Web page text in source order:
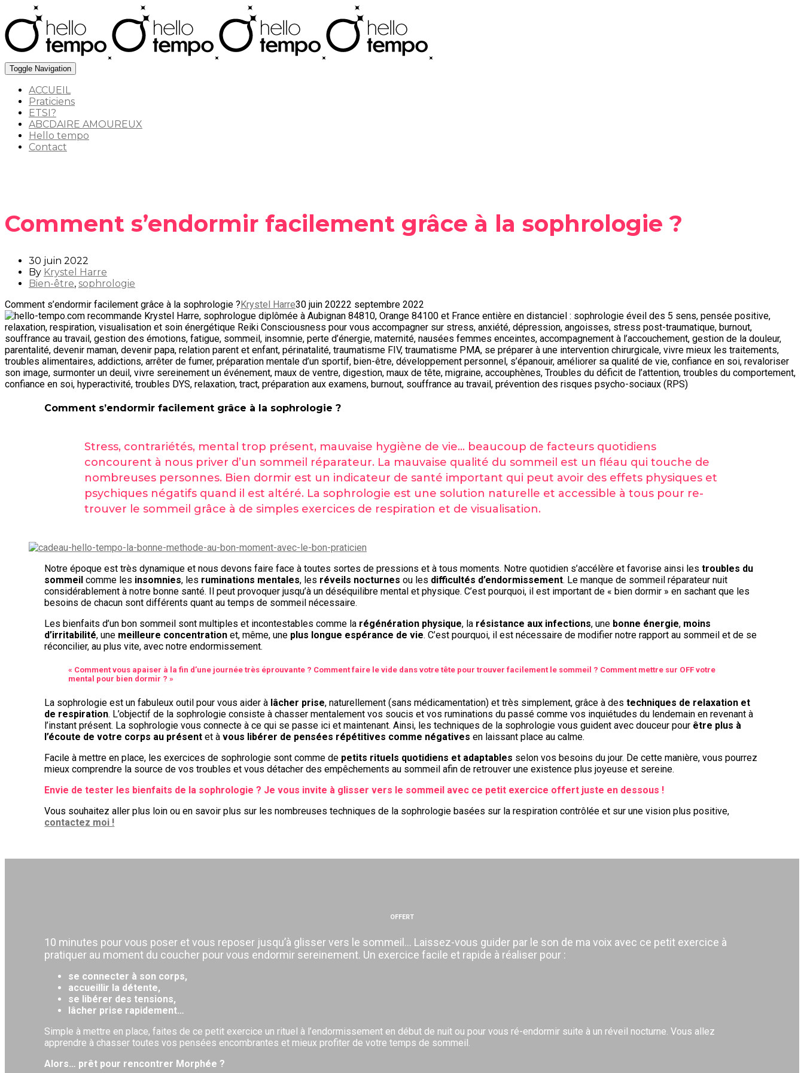
Toggle Navigation
ACCUEIL
Praticiens
ETSI?
ABCDAIRE AMOUREUX
Hello tempo
Contact
Comment s’endormir facilement grâce à la sophrologie ?
30 juin 2022
By Krystel Harre
Bien-être, sophrologie
Comment s’endormir facilement grâce à la sophrologie ?Krystel Harre30 juin 20222 septembre 2022
Comment s’endormir facilement grâce à la sophrologie ?
Stress, contrariétés, mental trop présent, mauvaise hygiène de vie… beaucoup de facteurs quotidiens
concourent à nous priver d’un sommeil réparateur. La mauvaise qualité du sommeil est un fléau qui touche de
nombreuses personnes. Bien dormir est un indicateur de santé important qui peut avoir des effets physiques et
psychiques négatifs quand il est altéré. La sophrologie est une solution naturelle et accessible à tous pour re-
trouver le sommeil grâce à de simples exercices de respiration et de visualisation.
Notre époque est très dynamique et nous devons faire face à toutes sortes de pressions et à tous moments. Notre quotidien s’accélère et favorise ainsi lestroubles du
sommeil comme les insomnies, les ruminations mentales, les réveils nocturnes ou les difficultés d’endormissement. Le manque de sommeil réparateur nuit
considérablement à notre bonne santé. Il peut provoquer jusqu’à un déséquilibre mental et physique. C’est pourquoi, il est important de « bien dormir » en sachant que les
besoins de chacun sont différents quant au temps de sommeil nécessaire.
Les bienfaits d’un bon sommeil sont multiples et incontestables comme la régénération physique, la résistance aux infections, une bonne énergie, moins
d’irritabilité, une meilleure concentration et, même, une plus longue espérance de vie. C’est pourquoi, il est nécessaire de modifier notre rapport au sommeil et de se
réconcilier, au plus vite, avec notre endormissement.
« Comment vous apaiser à la fin d’une journée très éprouvante ? Comment faire le vide dans votre tête pour trouver facilement le sommeil ? Comment mettre sur OFF votre
mental pour bien dormir ? »
La sophrologie est un fabuleux outil pour vous aider à lâcher prise, naturellement (sans médicamentation) et très simplement, grâce à destechniques de relaxation et
de respiration. L’objectif de la sophrologie consiste à chasser mentalement vos soucis et vos ruminations du passé comme vos inquiétudes du lendemain en revenant à
l’instant présent. La sophrologie vous connecte à ce qui se passe ici et maintenant. Ainsi, les techniques de la sophrologie vous guident avec douceur pour être plus à
l’écoute de votre corps au présent et àvous libérer de pensées répétitives comme négatives en laissant place au calme.
Facile à mettre en place, les exercices de sophrologie sont comme de petits rituels quotidiens et adaptables selon vos besoins du jour. De cette manière, vous pourrez
mieux comprendre la source de vos troubles et vous détacher des empêchements au sommeil afin de retrouver une existence plus joyeuse et sereine.
Envie de tester les bienfaits de la sophrologie ? Je vous invite à glisser vers le sommeil avec ce petit exercice offert juste en dessous !
Vous souhaitez aller plus loin ou en savoir plus sur les nombreuses techniques de la sophrologie basées sur la respiration contrôlée et sur une vision plus positive,
contactez moi !
OFFERT
10 minutes pour vous poser et vous reposer jusqu’à glisser vers le sommeil… Laissez-vous guider par le son de ma voix avec ce petit exercice à
pratiquer au moment du coucher pour vous endormir sereinement. Un exercice facile et rapide à réaliser pour :
se connecter à son corps,
accueillir la détente,
se libérer des tensions,
lâcher prise rapidement…
Simple à mettre en place, faites de ce petit exercice un rituel à l’endormissement en début de nuit ou pour vous ré-endormir suite à un réveil nocturne. Vous allez
apprendre à chasser toutes vos pensées encombrantes et mieux profiter de votre temps de sommeil.
Alors… prêt pour rencontrer Morphée ?